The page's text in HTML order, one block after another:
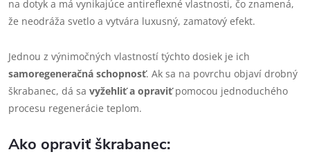
na dotyk a má vynikajúce antireflexné vlastnosti, čo znamená,
že neodráža svetlo a vytvára luxusný, zamatový efekt.
Jednou z výnimočných vlastností týchto dosiek je ich
samoregeneračná schopnosť. Ak sa na povrchu objaví drobný
škrabanec, dá sa vyžehliť a opraviťpomocou jednoduchého
procesu regenerácie teplom.
Ako opraviť škrabanec: